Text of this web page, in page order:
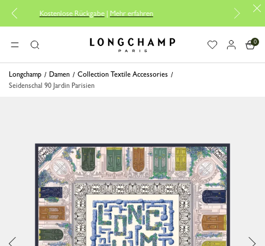
Rückgabe|Mehr erfahren Kostenlose
MENÜSuche Longchamp - Home
0
Longchamp Damen
Collection Textile Accessories
Seidenschal 90 Jardin Parisien